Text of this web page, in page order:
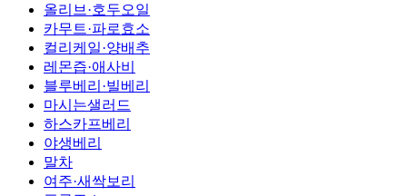
올리브·호두오일
카무트·파로효소
컬리케일·양배추
레몬즙·애사비
블루베리·빌베리
마시는샐러드
하스카프베리
야생베리
말차
여주·새싹보리